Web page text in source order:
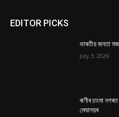
EDITOR PICKS
ভাৰতীয় জনতা
July 3, 2026
ৰাণীৰ চাংমা
মেঘালয়ৰ